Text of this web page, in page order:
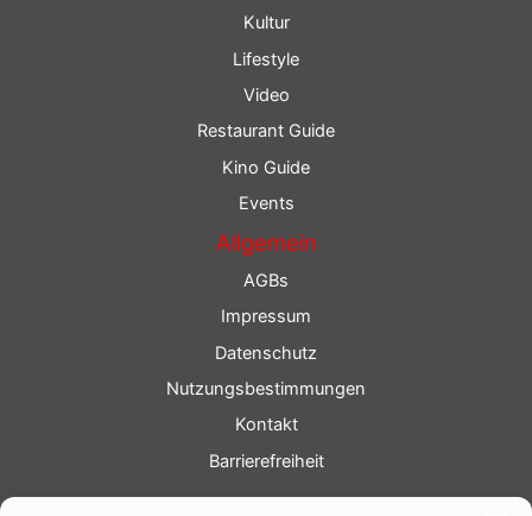
Kultur
Lifestyle
Video
Restaurant Guide
Kino Guide
Events
Allgemein
AGBs
Impressum
Datenschutz
Nutzungsbestimmungen
Kontakt
Barrierefreiheit